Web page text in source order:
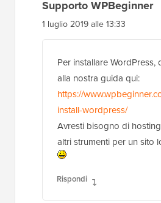
Supporto WPBeginner
1 luglio 2019 alle 13:33
Per installare WordPress,
alla nostra guida qui:
https://
install-wordpress/
Avresti bisogno di
altri strumenti per un sito
Rispondi